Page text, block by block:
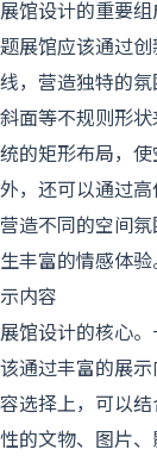
馆设计的重要
展馆应该通过
，营造独特的
面等不规则形
的矩形布局，
，还可以通过
造不同的空间
丰富的情感体验
内容
馆设计的核心
通过丰富的展
选择上，可以
的文物、图片